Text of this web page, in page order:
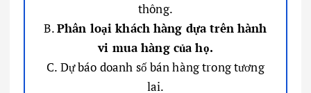
thông.
B.Phân loại khách hàng dựa trên hành
vi mua hàng của họ.
C. Dự báo doanh số bán hàng trong tương
lai.